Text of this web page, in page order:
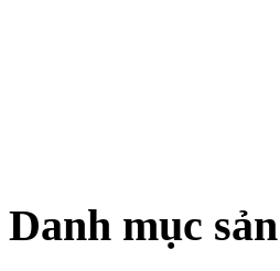
Danh mục